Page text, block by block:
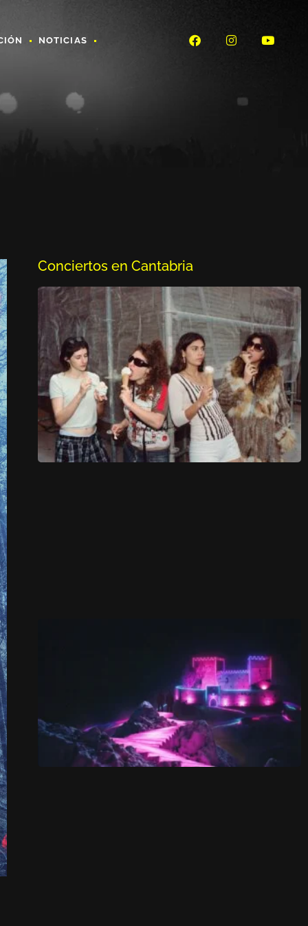
NOTICIAS
Conciertos en Cantabria